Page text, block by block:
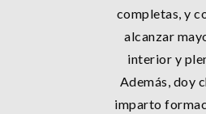
completas, y
alcanzar
interior y
Además, doy
imparto